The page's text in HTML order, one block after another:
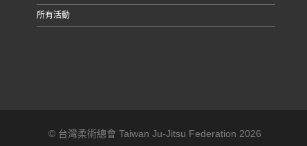
所有活動
© 台灣柔術總會 Taiwan Ju-Jitsu Federation 2026